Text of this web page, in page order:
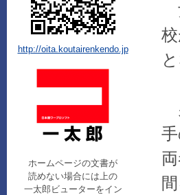
http://oita.koutairenkendo.jp
ホームページの文書が
読めない場合には上の
一太郎ビューターをイン